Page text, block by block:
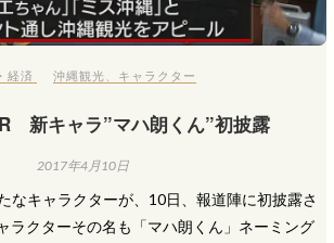
経済 沖縄観光 キャラクター
新キャラ”マハ朗くん”初披露
2017年4月10日
なキャラクターが、10日、報道陣に初披露さ
ラクターその名も「マハ朗くん」ネーミング